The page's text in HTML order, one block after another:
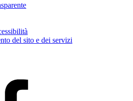
del sito e dei servizi